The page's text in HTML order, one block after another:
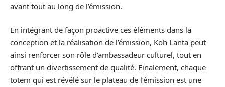
avant tout au long de l’émission.
En intégrant de façon proactive ces éléments dans la
conception et la réalisation de l’émission, Koh Lanta peut
ainsi renforcer son rôle d’ambassadeur culturel, tout en
offrant un divertissement de qualité. Finalement, chaque
totem qui est révélé sur le plateau de l’émission est une